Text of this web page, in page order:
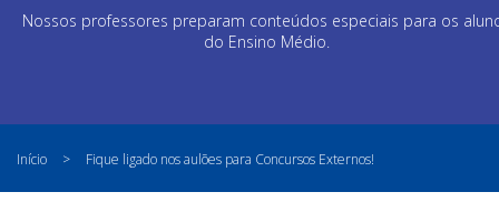
Nossos professores preparam conteúdos especiais para os
do Ensino Médio.
Início > Fique ligado nos aulões para Concursos Externos!